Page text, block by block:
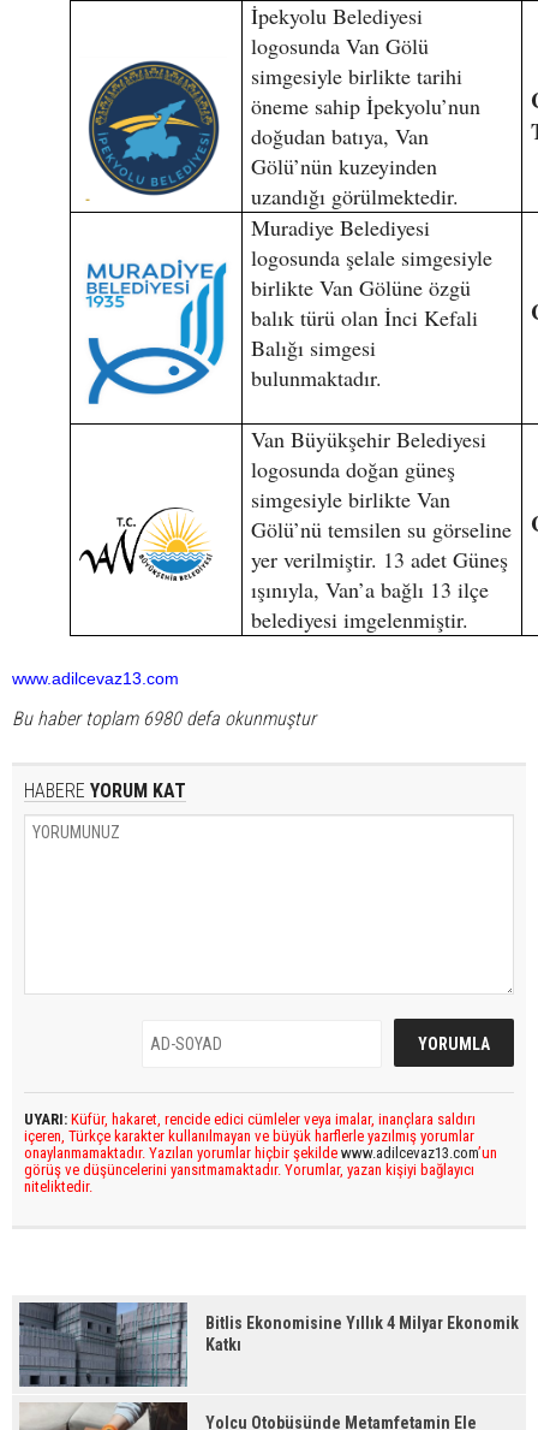
İpekyolu Belediyesi
logosunda Van Gölü
simgesiyle birlikte tarihi
öneme sahip İpekyolu’nun
doğudan batıya, Van
Gölü’nün kuzeyinden
uzandığı görülmektedir.
Muradiye Belediyesi
logosunda şelale simgesiyle
birlikte Van Gölüne özgü
balık türü olan İnci Kefali
Balığı simgesi
bulunmaktadır.
Van Büyükşehir Belediyesi
logosunda doğan güneş
simgesiyle birlikte Van
Gölü’nü temsilen su görseline
yer verilmiştir. 13 adet Güneş
ışınıyla, Van’a bağlı 13 ilçe
belediyesi imgelenmiştir.
www.adilcevaz13.com
Bu haber toplam 6980 defa okunmuştur
HABERE YORUM KAT
UYARI: Küfür, hakaret, rencide edici cümleler veya imalar, inançlara saldırı
içeren, Türkçe karakter kullanılmayan ve büyük harflerle yazılmış yorumlar
onaylanmamaktadır. Yazılan yorumlar hiçbir şekilde www.adilcevaz13.com’un
görüş ve düşüncelerini yansıtmamaktadır. Yorumlar, yazan kişiyi bağlayıcı
niteliktedir.
Bitlis Ekonomisine Yıllık 4 Milyar Ekonomik
Katkı
Yolcu Otobüsünde Metamfetamin Ele